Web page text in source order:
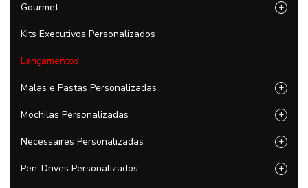
Gourmet +
Kits Executivos Personalizados
Lançamentos
Malas e Pastas Personalizadas +
Mochilas Personalizadas +
Necessaires Personalizadas +
Pen-Drives Personalizados +